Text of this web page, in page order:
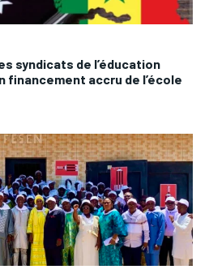
syndicats de l’éducation
financement accru de l’école